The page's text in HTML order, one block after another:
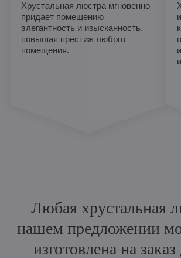
Хрустальная люстра мгновенно
придает помещению
элегантность и изысканность,
повышая престиж любого
помещения.
Любая хрустальная
нашем предложении
изготовлена на